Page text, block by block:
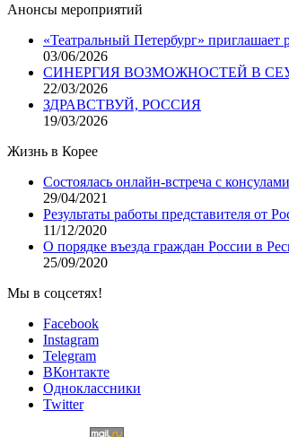
Анонсы мероприятий
«Театральный Петербург» приглашает
03/06/2026
СИНЕРГИЯ ВОЗМОЖНОСТЕЙ В
22/03/2026
ЗДРАВСТВУЙ, РОССИЯ
19/03/2026
Жизнь в Корее
Состоялась онлайн-встреча с
29/04/2021
Результаты работы представителя от
11/12/2020
О порядке въезда граждан России в
25/09/2020
Мы в соцсетях!
Facebook
Instagram
Telegram
ВКонтакте
Одноклассники
Twitter